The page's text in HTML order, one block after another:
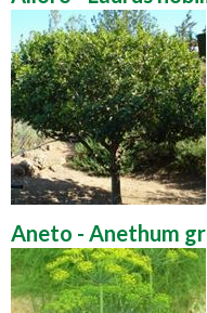
Aneto - Anethum